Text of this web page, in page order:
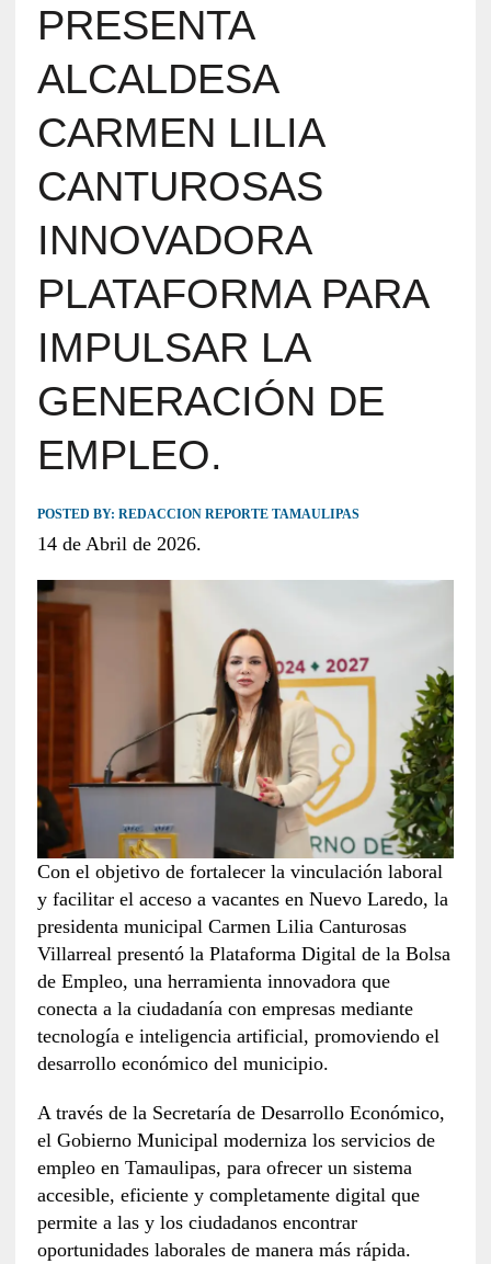
PRESENTA
ALCALDESA
CARMEN LILIA
CANTUROSAS
INNOVADORA
PLATAFORMA PARA
IMPULSAR LA
GENERACIÓN DE
EMPLEO.
POSTED BY: REDACCION REPORTE TAMAULIPAS
14 de Abril de 2026.
Con el objetivo de fortalecer la vinculación laboral
y facilitar el acceso a vacantes en Nuevo Laredo, la
presidenta municipal Carmen Lilia Canturosas
Villarreal presentó la Plataforma Digital de la Bolsa
de Empleo, una herramienta innovadora que
conecta a la ciudadanía con empresas mediante
tecnología e inteligencia artificial, promoviendo el
desarrollo económico del municipio.
A través de la Secretaría de Desarrollo Económico,
el Gobierno Municipal moderniza los servicios de
empleo en Tamaulipas, para ofrecer un sistema
accesible, eficiente y completamente digital que
permite a las y los ciudadanos encontrar
oportunidades laborales de manera más rápida.